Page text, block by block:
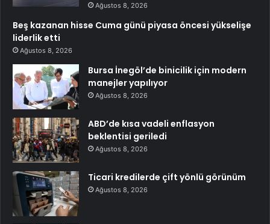
Ağustos 8, 2026
Beş kazanan hisse Cuma günü piyasa öncesi yükselişe
liderlik etti
Ağustos 8, 2026
Bursa İnegöl’de binicilik için modern
manejler yapılıyor
Ağustos 8, 2026
ABD’de kısa vadeli enflasyon
beklentisi geriledi
Ağustos 8, 2026
Ticari kredilerde çift yönlü görünüm
Ağustos 8, 2026